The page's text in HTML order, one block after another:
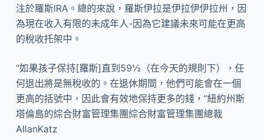
注於羅斯IRA。總的來說，羅斯伊拉是伊拉伊伊拉州，因
為現在收入有限的未成年人-因為它建議未來可能在更高
的稅收托架中。
“如果孩子保持[羅斯]直到59½（在今天的規則下），任
何退出將是無稅收的。在退休期間，他們可能會在一個
更高的括號中，因此會有效地保持更多的錢，”紐約州斯
塔倫島的綜合財富管理集團綜合財富管理集團總裁
AllanKatz